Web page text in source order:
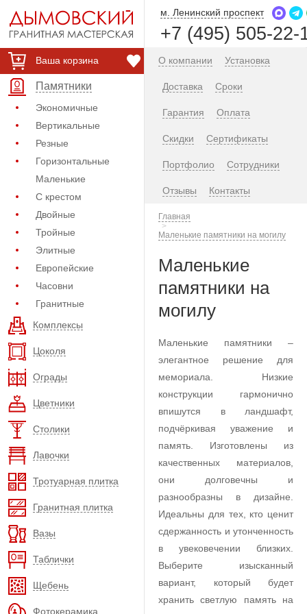
Ваша корзина
Памятники
Экономичные
Вертикальные
Резные
Горизонтальные
Маленькие
С крестом
Двойные
Тройные
Элитные
Европейские
Часовни
Гранитные
Комплексы
Цоколя
Ограды
Цветники
Столики
Лавочки
Тротуарная плитка
Гранитная плитка
Вазы
Таблички
Щебень
Фотокерамика
м. Ленинский проспект
+7 (495) 505-22-
О компании Установка
Доставка Сроки
Гарантия Оплата
Скидки Сертификаты
Портфолио Сотрудники
Отзывы Контакты
Главная
Маленькие памятники на могилу
Маленькие
памятники на
могилу
Маленькие памятники –
элегантное решение для
мемориала. Низкие
конструкции гармонично
впишутся в ландшафт,
подчёркивая уважение и
память. Изготовлены из
качественных материалов,
они долговечны и
разнообразны в дизайне.
Идеальны для тех, кто ценит
сдержанность и утонченность
в увековечении близких.
Выберите изысканный
вариант, который будет
хранить светлую память на